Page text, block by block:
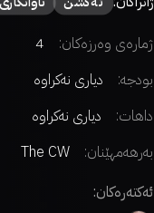
ژمارەی وەرزەکان: 4
بودجە:
دیاری نەکراوە
داهات:
دیاری نەکراوە
بەرهەمهێنان:
The CW
ئەکتەرەکان: